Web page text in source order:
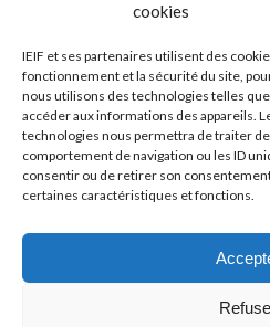
cookies
IEIF et ses partenaires utilisent des
fonctionnement et la sécurité du site,
nous utilisons des technologies telles
accéder aux informations des appareils.
technologies nous permettra de traiter
comportement de navigation ou les ID
consentir ou de retirer son
certaines caractéristiques et fonctions.
Prénom*
E-mail*